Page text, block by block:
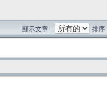
顯示文章 :
排序: